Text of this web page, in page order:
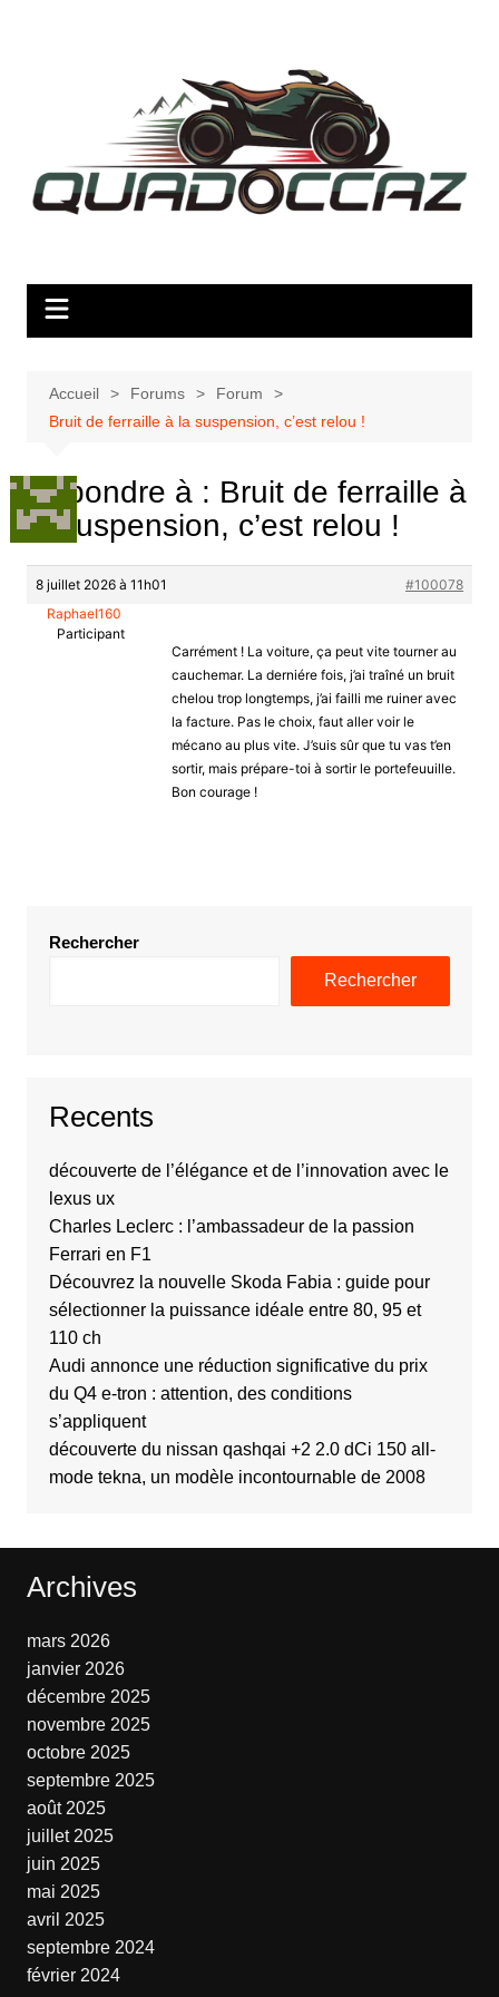
Accueil Forums
Forum
Bruit de ferraille à la suspension, c’est relou !
Répondre à : Bruit de ferraille à
la suspension, c’est relou !
8 juillet 2026 à 11h01
#100078
Raphael160
Participant
Carrément ! La voiture, ça peut vite tourner au
cauchemar. La derniére fois, j’ai traîné un bruit
chelou trop longtemps, j’ai failli me ruiner avec
la facture. Pas le choix, faut aller voir le
mécano au plus vite. J’suis sûr que tu vas t’en
sortir, mais prépare-toi à sortir le portefeuuille.
Bon courage !
Rechercher
Rechercher
Recents
découverte de l’élégance et de l’innovation avec le
lexus ux
Charles Leclerc : l’ambassadeur de la passion
Ferrari en F1
Découvrez la nouvelle Skoda Fabia : guide pour
sélectionner la puissance idéale entre 80, 95 et
110 ch
Audi annonce une réduction significative du prix
du Q4 e-tron : attention, des conditions
s’appliquent
découverte du nissan qashqai +2 2.0 dCi 150 all-
mode tekna, un modèle incontournable de 2008
Archives
mars 2026
janvier 2026
décembre 2025
novembre 2025
octobre 2025
septembre 2025
août 2025
juillet 2025
juin 2025
mai 2025
avril 2025
septembre 2024
février 2024